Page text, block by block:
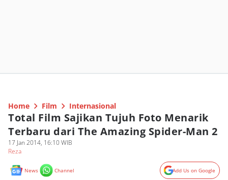
Home Film Internasional
Total Film Sajikan Tujuh Foto Menarik
Terbaru dari The Amazing Spider-Man 2
17 Jan 2014, 16:10 WIB
Reza
News Channel Add Us on Google